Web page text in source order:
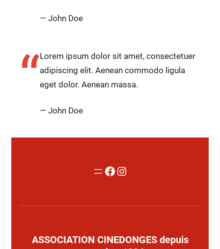
— John Doe
“Lorem ipsum dolor sit amet, consectetuer
adipiscing elit. Aenean commodo ligula
eget dolor. Aenean massa.
— John Doe
Facebook
Instagram
ASSOCIATION CINEDONGES depuis